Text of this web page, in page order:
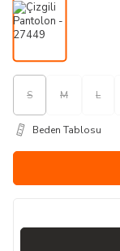
S M L
Beden Tablosu